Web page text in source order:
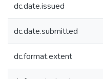
dc.date.issued
dc.date.submitted
dc.format.extent